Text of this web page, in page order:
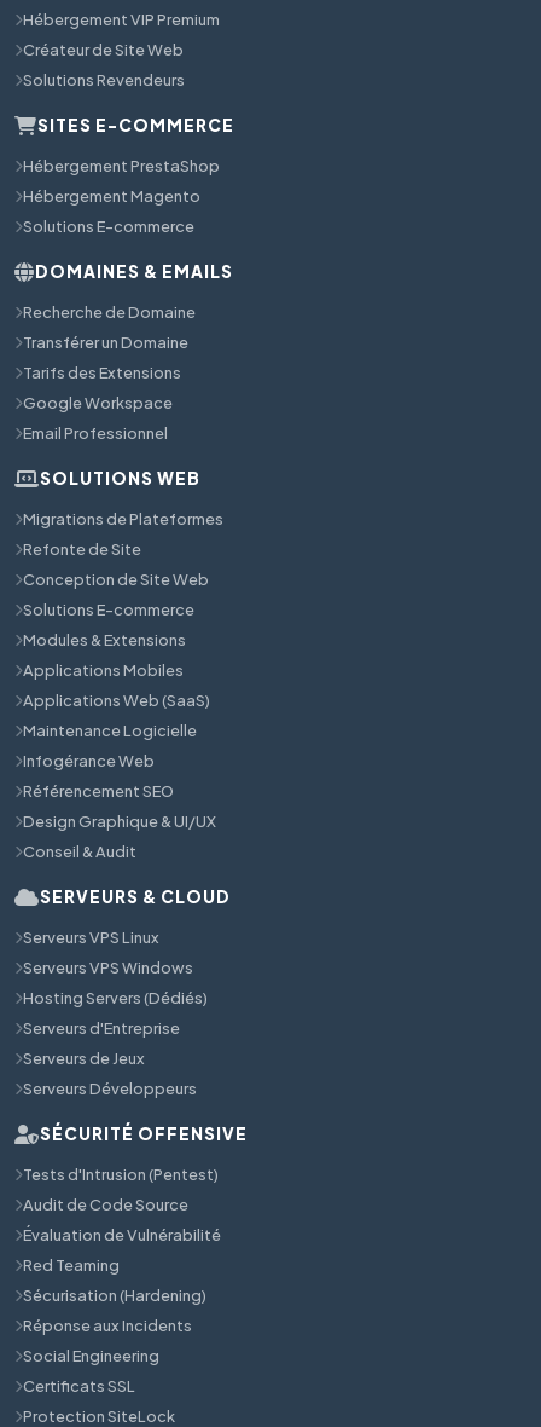
Hébergement VIP Premium
Créateur de Site Web
Solutions Revendeurs
SITES E-COMMERCE
Hébergement PrestaShop
Hébergement Magento
Solutions E-commerce
DOMAINES & EMAILS
Recherche de Domaine
Transférer un Domaine
Tarifs des Extensions
Google Workspace
Email Professionnel
SOLUTIONS WEB
Migrations de Plateformes
Refonte de Site
Conception de Site Web
Solutions E-commerce
Modules & Extensions
Applications Mobiles
Applications Web (SaaS)
Maintenance Logicielle
Infogérance Web
Référencement SEO
Design Graphique & UI/UX
Conseil & Audit
SERVEURS & CLOUD
Serveurs VPS Linux
Serveurs VPS Windows
Hosting Servers (Dédiés)
Serveurs d'Entreprise
Serveurs de Jeux
Serveurs Développeurs
SÉCURITÉ OFFENSIVE
Tests d'Intrusion (Pentest)
Audit de Code Source
Évaluation de Vulnérabilité
Red Teaming
Sécurisation (Hardening)
Réponse aux Incidents
Social Engineering
Certificats SSL
Protection SiteLock